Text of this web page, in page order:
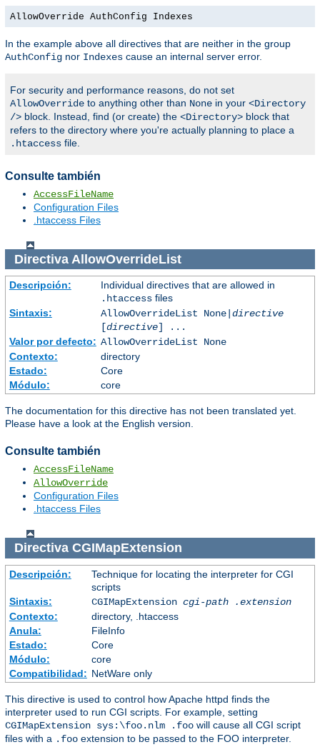
AllowOverride AuthConfig Indexes
In the example above all directives that are neither in the group
AuthConfig nor Indexes cause an internal server error.
For security and performance reasons, do not set
AllowOverride to anything other than None in your <Directory
/> block. Instead, find (or create) the <Directory> block that
refers to the directory where you're actually planning to place a
.htaccess file.
Consulte también
AccessFileName
Configuration Files
.htaccess Files
Directiva AllowOverrideList
Descripción:
Individual directives that are allowed in
.htaccessfiles
Sintaxis:
AllowOverrideList None| directive
[directive] ...
Valor por defecto: AllowOverrideList None
Contexto:
directory
Estado:
Core
Módulo:
core
The documentation for this directive has not been translated yet.
Please have a look at the English version.
Consulte también
AccessFileName
AllowOverride
Configuration Files
.htaccess Files
Directiva CGIMapExtension
Descripción:
Technique for locating the interpreter for CGI
scripts
Sintaxis:
CGIMapExtension cgi-path
.extension
Contexto:
directory, .htaccess
Anula:
FileInfo
Estado:
Core
Módulo:
core
Compatibilidad: NetWare only
This directive is used to control how Apache httpd finds the
interpreter used to run CGI scripts. For example, setting
CGIMapExtension sys:\foo.nlm .foo will cause all CGI script
files with a .foo extension to be passed to the FOO interpreter.